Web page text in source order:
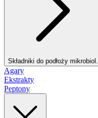
Składniki do podłoży mikrobiol.
Agary
Ekstrakty
Peptony